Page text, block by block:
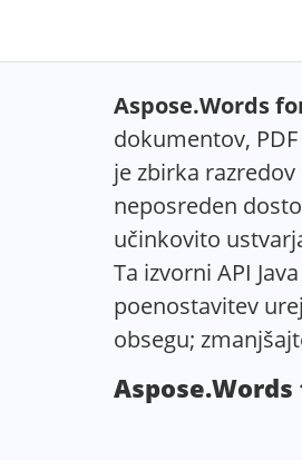
Aspose.Words
dokumentov,
je zbirka
neposreden
učinkovito
Ta izvorni API
poenostavitev
obsegu;
Aspose.Words